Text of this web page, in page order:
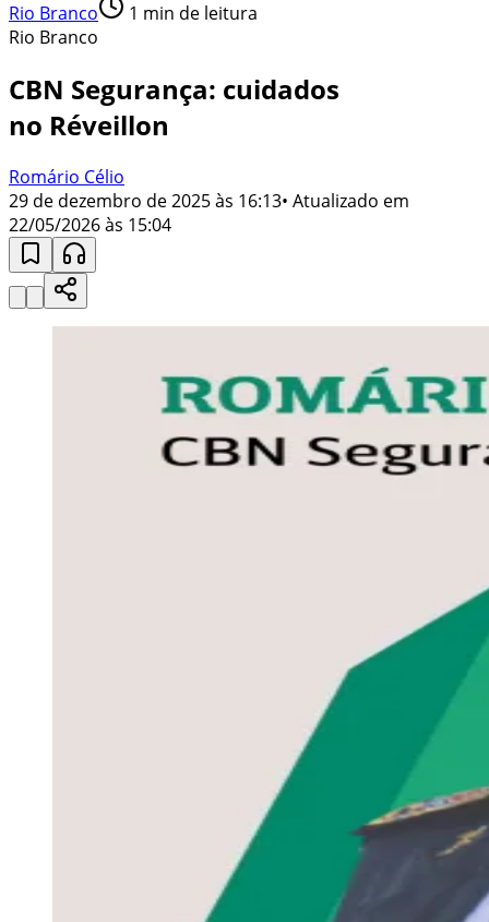
Rio Branco 1 min de leitura
Rio Branco
CBN Segurança: cuidados
no Réveillon
Romário Célio
29 de dezembro de 2025 às 16:13• Atualizado em
22/05/2026 às 15:04